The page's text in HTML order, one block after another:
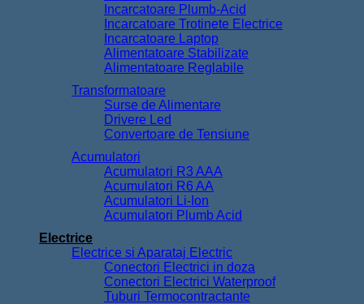
Incarcatoare Plumb-Acid
Incarcatoare Trotinete Electrice
Incarcatoare Laptop
Alimentatoare Stabilizate
Alimentatoare Reglabile
Transformatoare
Surse de Alimentare
Drivere Led
Convertoare de Tensiune
Acumulatori
Acumulatori R3 AAA
Acumulatori R6 AA
Acumulatori Li-Ion
Acumulatori Plumb Acid
Electrice
Electrice si Aparataj Electric
Conectori Electrici in doza
Conectori Electrici Waterproof
Tuburi Termocontractante